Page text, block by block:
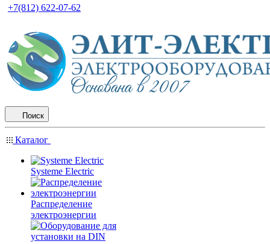
+7(812) 622-07-62
Поиск
Каталог
Systeme Electric
Распределение
электроэнергии